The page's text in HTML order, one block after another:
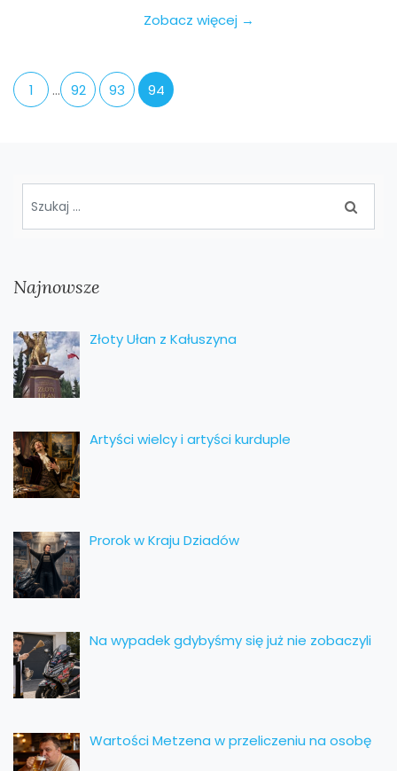
Zobacz więcej →
1 … 92 93 94
Najnowsze
Złoty Ułan z Kałuszyna
Artyści wielcy i artyści kurduple
Prorok w Kraju Dziadów
Na wypadek gdybyśmy się już nie zobaczyli
Wartości Metzena w przeliczeniu na osobę